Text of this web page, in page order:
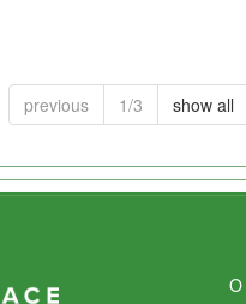
previous 1/3 show all